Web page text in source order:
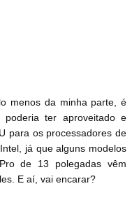
menos da minha parte, é
ter aproveitado e
para os processadores de
já que alguns modelos
de 13 polegadas vêm
E aí, vai encarar?